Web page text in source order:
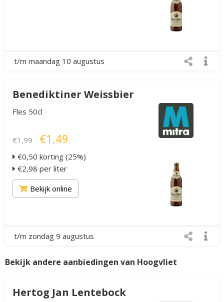
t/m maandag 10 augustus
Benediktiner Weissbier
Fles 50cl
€1,99 €1,49
€0,50 korting (25%)
€2,98 per liter
Bekijk online
t/m zondag 9 augustus
Bekijk andere aanbiedingen van Hoogvliet
Hertog Jan Lentebock